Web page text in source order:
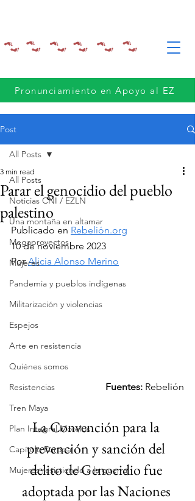
Pronunciamiento en Apoyo al EZ
Post
All Posts
Noticias CNI / EZLN
Una montaña en altamar
Megaproyectos
Mujeres
Pandemia y pueblos indígenas
Militarización y violencias
Espejos
Arte en resistencia
Quiénes somos
Resistencias
Tren Maya
Plan Integral Morelos
Capítulo Europa
Mujeres resistiendo a la guerra
All Posts
Parar el genocidio del pueblo
palestino
3 min read
Publicado en Rebelión.org
10 de noviembre 2023
Por Alicia Alonso Merino
Fuentes: Rebelión
La Convención para la
prevención y sanción del
delito de Genocidio fue
adoptada por las Naciones